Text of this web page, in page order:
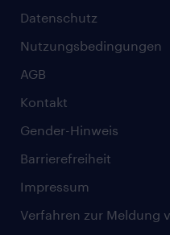
Datenschutz
Nutzungsbedingungen
AGB
Kontakt
Gender-Hinweis
Barrierefreiheit
Impressum
Verfahren zur Meldung